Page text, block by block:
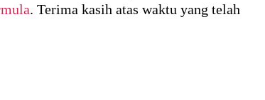
. Terima kasih atas waktu yang telah